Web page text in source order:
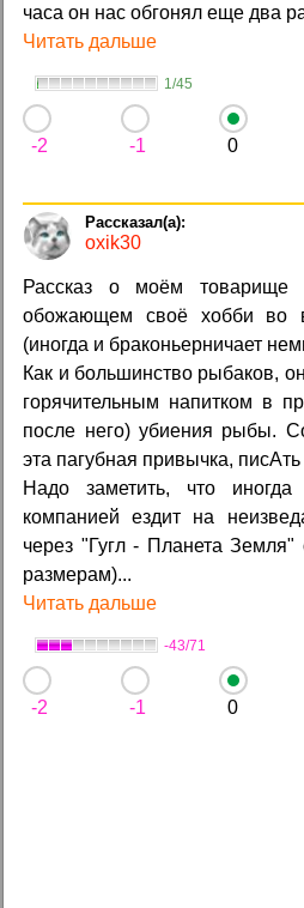
часа он нас обгонял еще два
Читать дальше
1/45
-2 -1 0
oxik30
Рассказ о моём товарище
обожающем своё хобби во
(иногда и браконьерничает
Как и большинство рыбаков,
горячительным напитком в
после него) убиения рыбы.
эта пагубная привычка,
Надо заметить, что
компанией ездит на
через "Гугл - Планета
размерам)...
Читать дальше
-43/71
-2 -1 0